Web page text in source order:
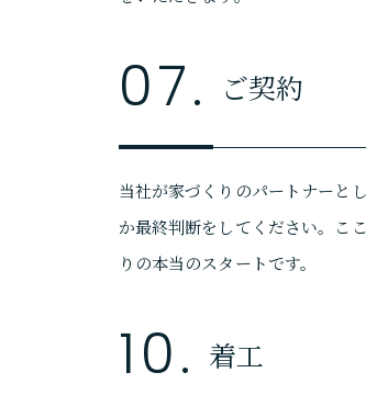
07. ご契約
当社が家づくりのパートナーと
か最終判断をしてください。こ
りの本当のスタートです。
10. 着工